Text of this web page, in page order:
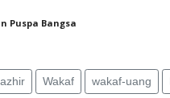
Puspa Bangsa
Wakaf wakaf-uang